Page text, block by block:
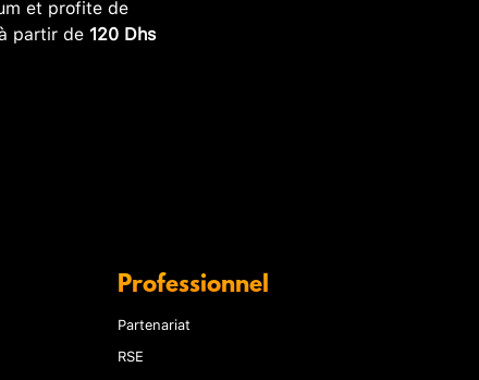
et profite de
partir de 120 Dhs
Professionnel
Partenariat
RSE